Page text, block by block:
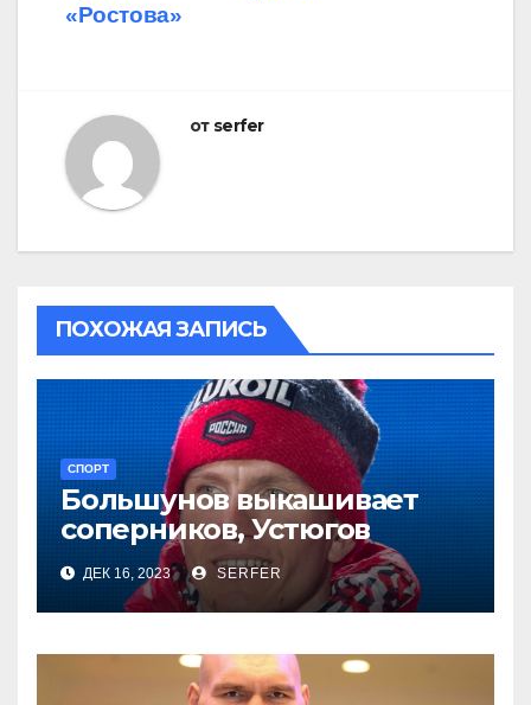
«Ростова»
от serfer
ПОХОЖАЯ ЗАПИСЬ
СПОРТ
Большунов выкашивает
соперников, Устюгов
просит понимания,
Степанова проиграла
ДЕК 16, 2023 SERFER